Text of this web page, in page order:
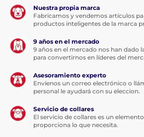
la antena especial patentada, no hay
en el bosque ni en condiciones
El collar E-Collar
100 grados de impulsos
aumentar o disminuir la intensidad
momento utilizando el dial del
también cuenta con tecnología
Nuestra propia marca
Fabricamos y vendemos artículos
productos inteligentes de la marca
9 años en el mercado
9 años en el mercado nos han dado
para convertirnos en líderes del
Asesoramiento experto
Envíenos un correo electrónico o
personal le ayudará con su eleccion.
Servicio de collares
El servicio de collares es un
proporciona lo que necesita.